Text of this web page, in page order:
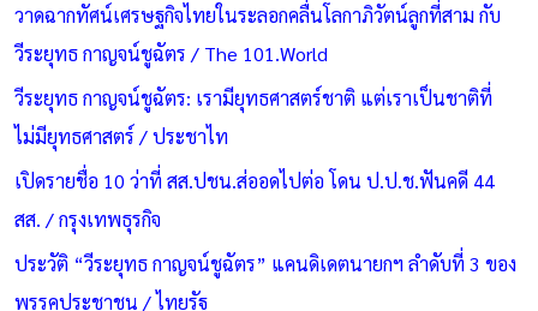
วาดฉากทัศน์เศรษฐกิจไทยในระลอกคลื่นโลกาภิวัตน์ลูกที่สาม กับ
วีระยุทธ กาญจน์ชูฉัตร / The 101.World
วีระยุทธ กาญจน์ชูฉัตร: เรามียุทธศาสตร์ชาติ แต่เราเป็นชาติที่
ไม่มียุทธศาสตร์ / ประชาไท
เปิดรายชื่อ 10 ว่าที่ สส.ปชน.ส่ออดไปต่อ โดน ป.ป.ช.ฟันคดี 44
สส. / กรุงเทพธุรกิจ
ประวัติ “วีระยุทธ กาญจน์ชูฉัตร” แคนดิเดตนายกฯ ลำดับที่ 3 ของ
พรรคประชาชน / ไทยรัฐ